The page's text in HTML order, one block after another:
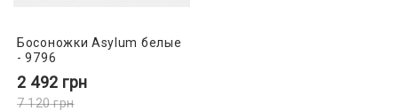
Босоножки Asylum белые
- 9796
2 492 грн
7 120грн